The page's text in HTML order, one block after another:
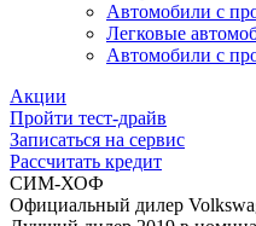
Автомобили с
Легковые
Автомобили с
Акции
Пройти тест-драйв
Записаться на сервис
Рассчитать кредит
СИМ-ХОФ
Официальный дилер